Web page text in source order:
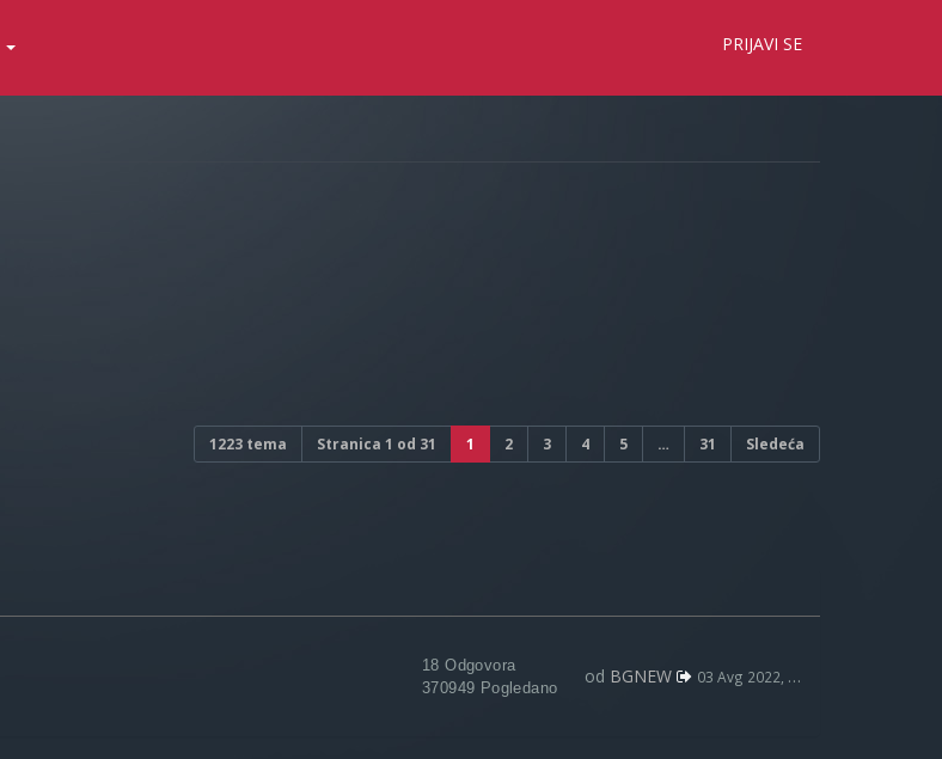
PRIJAVI SE
1223 tema Stranica 1 od 31 1 2 3 4 5 … 31 Sledeća
18 Odgovora
370949 Pogledano
od BGNEW 03 Avg 2022, 09:59